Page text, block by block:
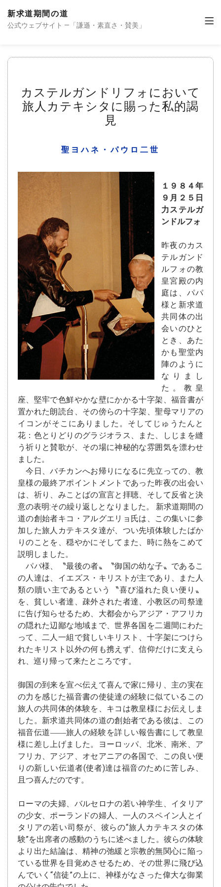
新求道期間の道
公式ウェブサイト —「謙遜・素直さ・賛美」
カステルガンドリフォにおいて
旅人カテキシタに賜った私的謁
見
聖ヨハネ・パウロ二世
１９８４年
９月２５日
力ステルガ
ンドルフォ
昨夜のカス
テルガンド
ルフォの教
皇宮殿の内
庭は、パパ
様と新求道
共同体の出
会いのひと
とき、あた
かも聖堂内
陣のように
なりまし
た。教皇
座、堅牢で色鮮やかな壁にかかる十字架、福音書が
置かれた朗読台、その傍らの十字架、聖母マリアの
イコンがそこにありました。そしてじゅうたんと
花：色とりどりのグラジオラス、また、しじまを縫
う祈りと賛歌が、その場に神秘的な雰囲気を漂わせ
ました。
今日、バチカンへお帰りになるに先立っての、教
皇様の最終アポイントメントであった昨夜の出会い
は、祈り、みことばの宣言と拝聴、そして反省と決
意の表明:その繰り返しとなりました。 新求道期間の
道の創始者キコ・アルグエリョ氏は、この集いに参
加した旅人カテキスタ達が、つい先頃体験したばか
りのことを、穏やかにそしてまた、時に熱をこめて
説明しました。
パパ様、〝最後の者〟〝御国の幼な子〟であるこ
の人達は、イエズス・キリストが主であり、また人
類の贖い主であるという〝喜び溢れた良い便り〟
を、貧しい者達、疎外された者達、小教区の司祭達
に告げ知らせるため、大都会からアジア・アフリカ
の隠れた辺鄙な地域まで、世界各国を二週間にわた
って、二人一組で貧しいキリスト、十字架につけら
れたキリスト以外の何も携えず、信仰だけに支えら
れ、巡り帰って来たところです。
御国の到来を宣べ伝えて喜んで家に帰り、主の実在
の力を感じた福音書の使徒達の経験に似ているこの
旅人の共同体的体験を、キコは教皇様にお伝えしま
した。新求道共同体の道の創始者である彼は、この
福音伝道――旅人の経験を詳しい報告書にして教皇
様に差し上げました。ヨーロッパ、北米、南米、ア
フリカ、アジア、オセアニアの各国で、この良い便
りの新しい伝道者(使者)達は福音のために苦しみ、
且つ喜んだのです。
ローマの夫婦、バルセロナの若い神学生、イタリア
の少女、ポーランドの婦人、一人のスペイン人とイ
タリアの若い司祭が、彼らの“旅人カテキスタの体
験”を出席者の感動のうちに述べました。彼らの体験
より出た結論は、精神の弛緩と宗教的無関心に陥っ
ている世界を目覚めさせるため、その世界に飛び込
んでいく“信徒”の上に、神様がなさった偉大な御業